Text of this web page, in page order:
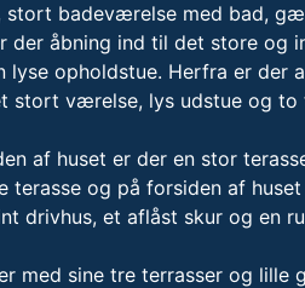
stort badeværelse med bad,
der åbning ind til det store og
lyse opholdstue. Herfra er der
stort værelse, lys udstue og to
af huset er der en stor
terasse og på forsiden af
drivhus, et aflåst skur og en
med sine tre terrasser og